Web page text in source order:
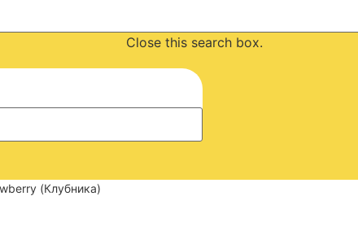
Close this search box.
(Клубника)